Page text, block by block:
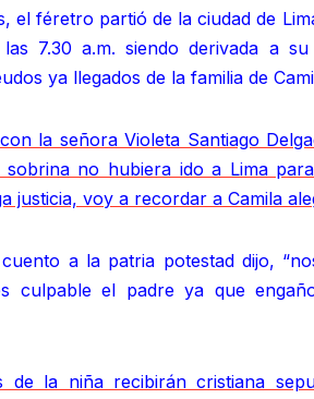
el féretro partió de la ciudad de
7.30 a.m. siendo derivada a
ya llegados de la familia de
la señora Violeta Santiago
no hubiera ido a Lima
justicia, voy a recordar a Camila
a la patria potestad dijo,
culpable el padre ya que
de la niña recibirán cristiana